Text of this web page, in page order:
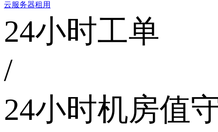
云服务器租用
24小时工单
/
24小时机房值